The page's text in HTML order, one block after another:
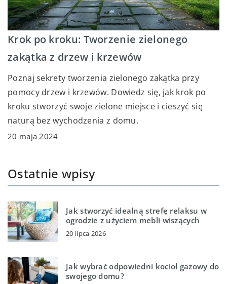
Krok po kroku: Tworzenie zielonego
zakątka z drzew i krzewów
Poznaj sekrety tworzenia zielonego zakątka przy
pomocy drzew i krzewów. Dowiedz się, jak krok po
kroku stworzyć swoje zielone miejsce i cieszyć się
naturą bez wychodzenia z domu.
20 maja 2024
Ostatnie wpisy
Jak stworzyć idealną strefę relaksu w
ogrodzie z użyciem mebli wiszących
20 lipca 2026
Jak wybrać odpowiedni kocioł gazowy do
swojego domu?